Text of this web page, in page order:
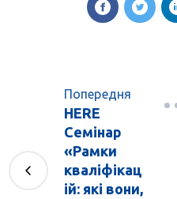
Попередня
HERE
Семінар
«Рамки
кваліфікац
ій: які вони,